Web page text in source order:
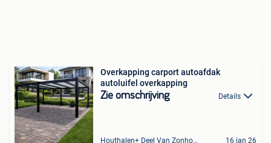
Overkapping carport autoafdak
autoluifel overkapping
Zie omschrijving Details
Houthalen+ Deel Van Zonhoven En Zolder 16 jan 26